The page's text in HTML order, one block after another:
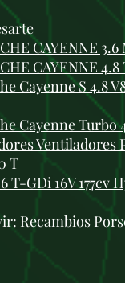
CAYENNE 3.6
CAYENNE 4.8
Cayenne S 4.8
Cayenne Turbo
Ventiladores
T
T-GDi 16V 177cv
Recambios